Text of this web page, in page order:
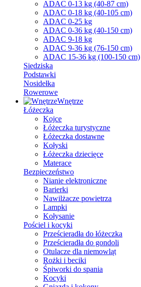
ADAC 0-13 kg (40-87 cm)
ADAC 0-18 kg (40-105 cm)
ADAC 0-25 kg
ADAC 0-36 kg (40-150 cm)
ADAC 9-18 kg
ADAC 9-36 kg (76-150 cm)
ADAC 15-36 kg (100-150 cm)
Siedziska
Podstawki
Nosidełka
Rowerowe
Wnętrze
Łóżeczka
Kojce
Łóżeczka turystyczne
Łóżeczka dostawne
Kołyski
Łóżeczka dziecięce
Materace
Bezpieczeństwo
Nianie elektroniczne
Barierki
Nawilżacze powietrza
Lampki
Kołysanie
Pościel i kocyki
Prześcieradła do łóżeczka
Prześcieradła do gondoli
Otulacze dla niemowląt
Rożki i beciki
Śpiworki do spania
Kocyki